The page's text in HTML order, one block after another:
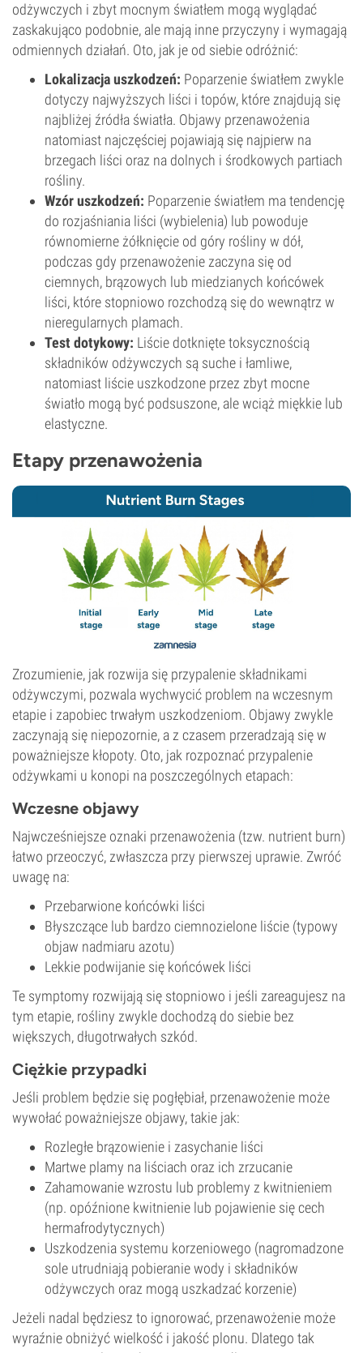
odżywczych i zbyt mocnym światłem mogą wyglądać
zaskakująco podobnie, ale mają inne przyczyny i wymagają
odmiennych działań. Oto, jak je od siebie odróżnić:
Lokalizacja uszkodzeń: Poparzenie światłem zwykle
dotyczy najwyższych liści i topów, które znajdują się
najbliżej źródła światła. Objawy przenawożenia
natomiast najczęściej pojawiają się najpierw na
brzegach liści oraz na dolnych i środkowych partiach
rośliny.
Wzór uszkodzeń: Poparzenie światłem ma tendencję
do rozjaśniania liści (wybielenia) lub powoduje
równomierne żółknięcie od góry rośliny w dół,
podczas gdy przenawożenie zaczyna się od
ciemnych, brązowych lub miedzianych końcówek
liści, które stopniowo rozchodzą się do wewnątrz w
nieregularnych plamach.
Test dotykowy: Liście dotknięte toksycznością
składników odżywczych są suche i łamliwe,
natomiast liście uszkodzone przez zbyt mocne
światło mogą być podsuszone, ale wciąż miękkie lub
elastyczne.
Etapy przenawożenia
Zrozumienie, jak rozwija się przypalenie składnikami
odżywczymi, pozwala wychwycić problem na wczesnym
etapie i zapobiec trwałym uszkodzeniom. Objawy zwykle
zaczynają się niepozornie, a z czasem przeradzają się w
poważniejsze kłopoty. Oto, jak rozpoznać przypalenie
odżywkami u konopi na poszczególnych etapach:
Wczesne objawy
Najwcześniejsze oznaki przenawożenia (tzw. nutrient burn)
łatwo przeoczyć, zwłaszcza przy pierwszej uprawie. Zwróć
uwagę na:
Przebarwione końcówki liści
Błyszczące lub bardzo ciemnozielone liście (typowy
objaw nadmiaru azotu)
Lekkie podwijanie się końcówek liści
Te symptomy rozwijają się stopniowo i jeśli zareagujesz na
tym etapie, rośliny zwykle dochodzą do siebie bez
większych, długotrwałych szkód.
Ciężkie przypadki
Jeśli problem będzie się pogłębiał, przenawożenie może
wywołać poważniejsze objawy, takie jak:
Rozległe brązowienie i zasychanie liści
Martwe plamy na liściach oraz ich zrzucanie
Zahamowanie wzrostu lub problemy z kwitnieniem
(np. opóźnione kwitnienie lub pojawienie się cech
hermafrodytycznych)
Uszkodzenia systemu korzeniowego (nagromadzone
sole utrudniają pobieranie wody i składników
odżywczych oraz mogą uszkadzać korzenie)
Jeżeli nadal będziesz to ignorować, przenawożenie może
wyraźnie obniżyć wielkość i jakość plonu. Dlatego tak